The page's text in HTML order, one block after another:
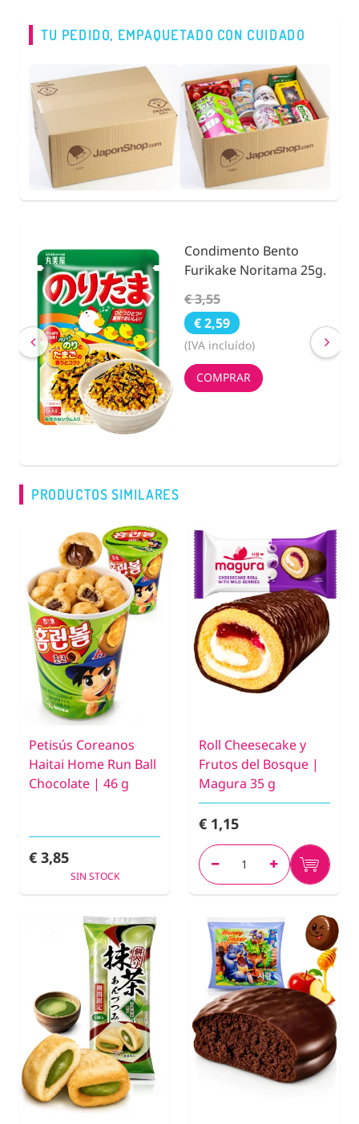
TU PEDIDO, EMPAQUETADO CON CUIDADO
Condimento Bento
Furikake Noritama 25g.
€ 3,55
€ 2,59
(IVA incluído)
COMPRAR
PRODUCTOS SIMILARES
Petisús Coreanos
Haitai Home Run Ball
Chocolate | 46 g
€ 3,85
SIN STOCK
Roll Cheesecake y
Frutos del Bosque |
Magura 35 g
€ 1,15